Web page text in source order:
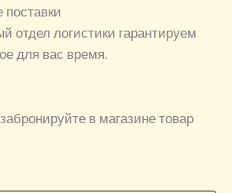
поставки
отдел логистики гарантируем
для вас время.
в магазине товар